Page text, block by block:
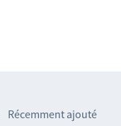
Récemment ajouté